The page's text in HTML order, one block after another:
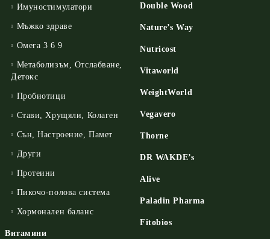
Имуностимулатори
Мъжко здраве
Омега 3 6 9
Метаболизъм, Отслабване,
Детокс
Пробиотици
Стави, Хрущяли, Колаген
Сън, Настроение, Памет
Други
Протеини
Пикочо-полова система
Хормонален баланс
Витамини
Double Wood
Nature’s Way
Nutricost
Vitaworld
WeightWorld
Vegavero
Thorne
DR WAKDE’s
Alive
Paladin Pharma
Fitobios